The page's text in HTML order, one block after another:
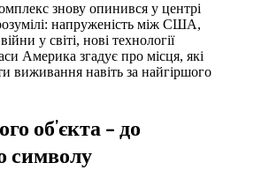
знову опинився у центрі
напруженість між США,
у світі, нові технології
Америка згадує про місця, які
виживання навіть за найгіршого
об’єкта – до
символу